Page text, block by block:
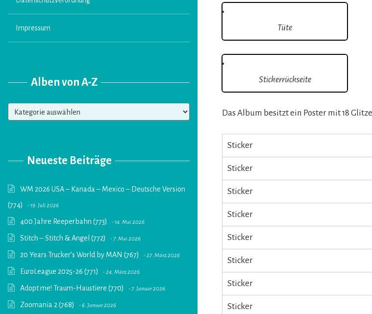
Impressum
Alben von A-Z
Alben
von
Neueste Beiträge
WM 2026 USA – Kanada – Mexico – Deutsche Version
(774)
19. Juli 2026
400 Jahre Reeperbahn (773) 14. Mai 2026
Stitch – Stitch & Angel (772) 7. Mai 2026
20 Years Trucker’s World by MAN (767) 27. März 2026
EuroLeague 2025-26 (771) 24. März 2026
Adopt me! Traum-Haustiere (770) 7. Januar 2026
Zoomania 2 (768) 6. Januar 2026
Tüte
Stickerrückseite
Das Album besitzt ein Poster mit 18
Sticker
Sticker
Sticker
Sticker
Sticker
Sticker
Sticker
Sticker